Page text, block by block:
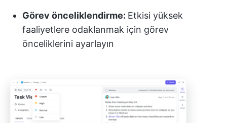
Görev önceliklendirme: Etkisi yüksek
faaliyetlere odaklanmak için görev
önceliklerini ayarlayın